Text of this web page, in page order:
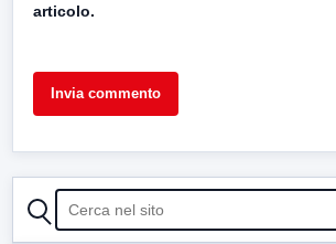
articolo.
CERCA